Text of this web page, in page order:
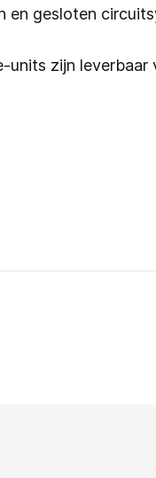
en gesloten
units zijn leverbaar